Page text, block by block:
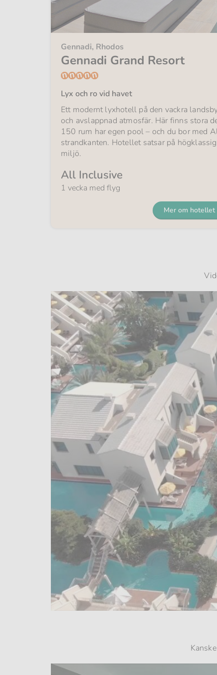
Gennadi, Rhodos
Gennadi Grand Resort
Lyx och ro vid havet
Ett modernt lyxhotell på den vackra
och avslappnad atmosfär. Här finns stora
150 rum har egen pool – och du bor med
strandkanten. Hotellet satsar på
miljö.
All Inclusive
1 vecka med flyg
Mer om hotellet